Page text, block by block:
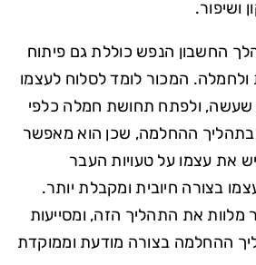
ושיפור.
החשבון הנפש כוללת גם פיתוח
ולחמלה. המכור לומד לסלוח לעצמו
שעשה, ולפתח תחושת חמלה כלפי
בתהליך ההחלמה, שכן הוא מאפשר
את עצמו על טעויות העבר
בצורה חיובית ומקבלת יותר.
את התהליך הזה, ומסייעות
ההחלמה בצורה מודעת וממוקדת